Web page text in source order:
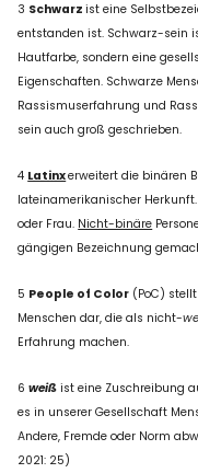
3 Schwarzist eine
entstanden ist. Schwarz-sein
Hautfarbe, sondern eine
Eigenschaften. Schwarze
Rassismuserfahrung und
sein auch groß geschrieben.
4 Latinxerweitert die binären
lateinamerikanischer
oder Frau. Nicht-binäre
gängigen Bezeichnung
5 People of Color (PoC)
Menschen dar, die als nicht-
Erfahrung machen.
6weiß ist eine Zuschreibung
es in unserer Gesellschaft
Andere, Fremde oder Norm
2021: 25)